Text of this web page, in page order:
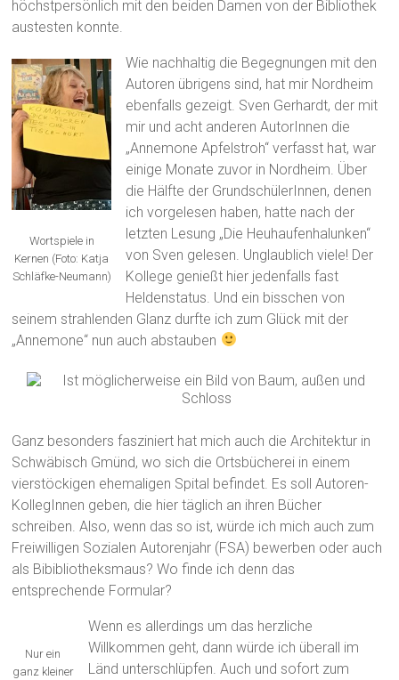
höchstpersönlich mit den beiden Damen von der Bibliothek
austesten konnte.
Wortspiele in
Kernen (Foto: Katja
Schläfke-Neumann)
Wie nachhaltig die Begegnungen mit den
Autoren übrigens sind, hat mir Nordheim
ebenfalls gezeigt. Sven Gerhardt, der mit
mir und acht anderen AutorInnen die
„Annemone Apfelstroh“ verfasst hat, war
einige Monate zuvor in Nordheim. Über
die Hälfte der GrundschülerInnen, denen
ich vorgelesen haben, hatte nach der
letzten Lesung „Die Heuhaufenhalunken“
von Sven gelesen. Unglaublich viele! Der
Kollege genießt hier jedenfalls fast
Heldenstatus. Und ein bisschen von
seinem strahlenden Glanz durfte ich zum Glück mit der
„Annemone“ nun auch abstauben
Ganz besonders fasziniert hat mich auch die Architektur in
Schwäbisch Gmünd, wo sich die Ortsbücherei in einem
vierstöckigen ehemaligen Spital befindet. Es soll Autoren-
KollegInnen geben, die hier täglich an ihren Bücher
schreiben. Also, wenn das so ist, würde ich mich auch zum
Freiwilligen Sozialen Autorenjahr (FSA) bewerben oder auch
als Bibibliotheksmaus? Wo finde ich denn das
entsprechende Formular?
Nur ein
ganz kleiner
Wenn es allerdings um das herzliche
Willkommen geht, dann würde ich überall im
Länd unterschlüpfen. Auch und sofort zum